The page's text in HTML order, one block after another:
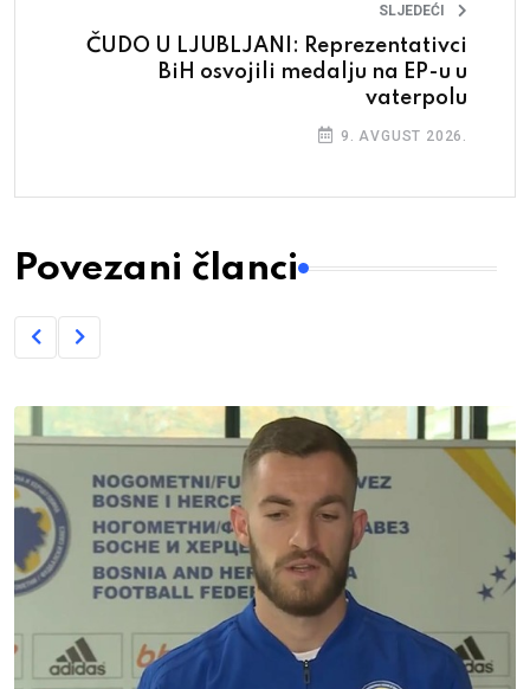
SLJEDEĆI
ČUDO U LJUBLJANI: Reprezentativci
BiH osvojili medalju na EP-u u
vaterpolu
9. AVGUST 2026.
Povezani članci